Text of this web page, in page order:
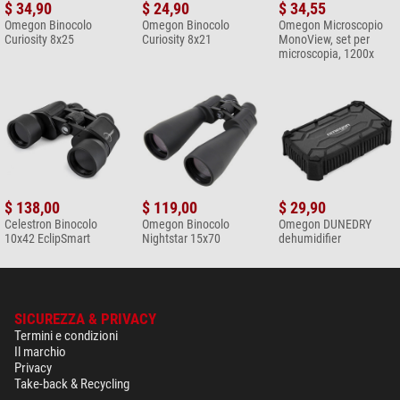
$ 34,90
Omegon Binocolo
Curiosity 8x25
$ 24,90
Omegon Binocolo
Curiosity 8x21
$ 34,55
Omegon Microscopio
MonoView, set per
microscopia, 1200x
$ 138,00
Celestron Binocolo
10x42 EclipSmart
$ 119,00
Omegon Binocolo
Nightstar 15x70
$ 29,90
Omegon DUNEDRY
dehumidifier
SICUREZZA & PRIVACY
Termini e condizioni
Il marchio
Privacy
Take-back & Recycling